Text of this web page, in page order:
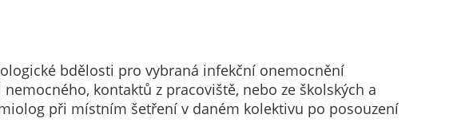
bdělosti pro vybraná infekční onemocnění
kontaktů z pracoviště, nebo ze školských a
při místním šetření v daném kolektivu po posouzení